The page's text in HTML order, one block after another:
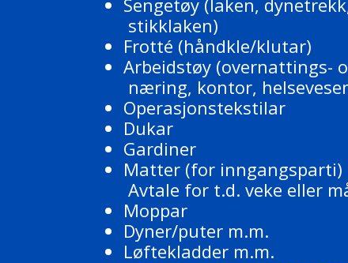
stikklaken)
Frotté (håndkle/klutar)
Arbeidstøy (overnattings-
næring, kontor,
Operasjonstekstilar
Dukar
Gardiner
Matter (for inngangsparti)
Avtale for t.d. veke eller
Moppar
Dyner/puter m.m.
Løftekladder m.m.